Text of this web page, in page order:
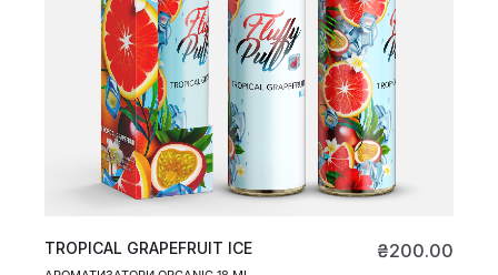
TROPICAL GRAPEFRUIT ICE ₴200.00